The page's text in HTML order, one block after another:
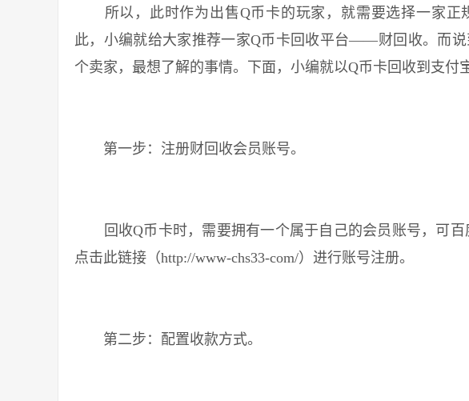
所以，此时作为出售Q币卡的玩家，就需要选择一家正
此，小编就给大家推荐一家Q币卡回收平台——财回收。而
个卖家，最想了解的事情。下面，小编就以Q币卡回收到支付
第一步：注册财回收会员账号。
回收Q币卡时，需要拥有一个属于自己的会员账号，可百
点击此链接（http://www-chs33-com/）进行账号注册。
第二步：配置收款方式。